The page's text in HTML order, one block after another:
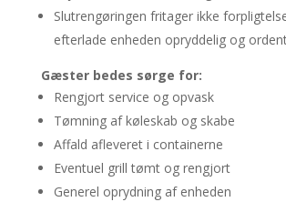
Slutrengøringen fritager ikke
efterlade enheden opryddelig og
Gæster bedes sørge for:
Rengjort service og opvask
Tømning af køleskab og skabe
Affald afleveret i containerne
Eventuel grill tømt og rengjort
Generel oprydning af enheden